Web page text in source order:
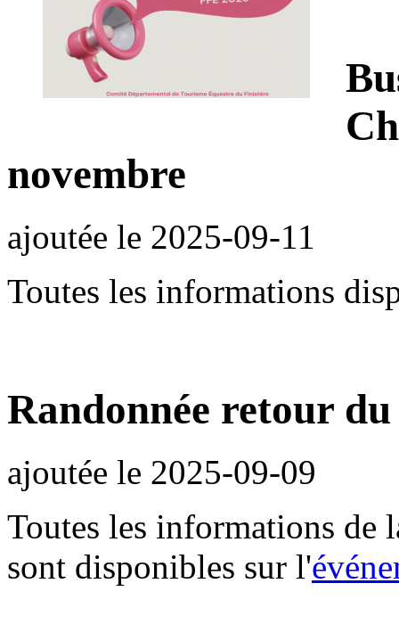
novembre
ajoutée le 2025-09-11
Toutes les informations
Randonnée retour
ajoutée le 2025-09-09
Toutes les informations de
sont disponibles sur l'